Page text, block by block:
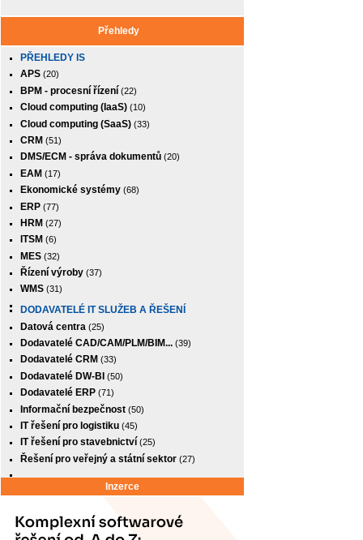
Přehledy
PŘEHLEDY IS
APS (20)
BPM - procesní řízení (22)
Cloud computing (IaaS) (10)
Cloud computing (SaaS) (33)
CRM (51)
DMS/ECM - správa dokumentů (20)
EAM (17)
Ekonomické systémy (68)
ERP (77)
HRM (27)
ITSM (6)
MES (32)
Řízení výroby (37)
WMS (31)
DODAVATELÉ IT SLUŽEB A ŘEŠENÍ
Datová centra (25)
Dodavatelé CAD/CAM/PLM/BIM... (39)
Dodavatelé CRM (33)
Dodavatelé DW-BI (50)
Dodavatelé ERP (71)
Informační bezpečnost (50)
IT řešení pro logistiku (45)
IT řešení pro stavebnictví (25)
Řešení pro veřejný a státní sektor (27)
Inzerce